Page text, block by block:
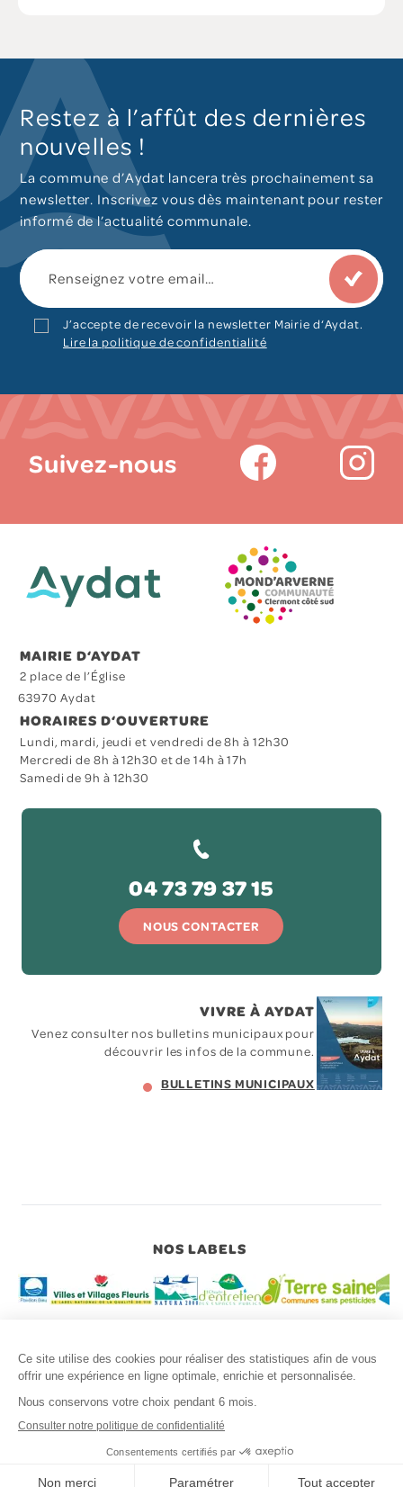
Restez à l’affût des dernières
nouvelles !
La commune d’Aydat lancera très prochainement sa
newsletter. Inscrivez vous dès maintenant pour rester
informé de l’actualité communale.
J’accepte de recevoir la newsletter Mairie d‘Aydat.
Lire la politique de confidentialité
Suivez-nous
MAIRIE D‘AYDAT
2 place de l’Église
63970 Aydat
HORAIRES D‘OUVERTURE
Lundi, mardi, jeudi et vendredi de 8h à 12h30
Mercredi de 8h à 12h30 et de 14h à 17h
Samedi de 9h à 12h30
04 73 79 37 15
NOUS CONTACTER
VIVRE À AYDAT
Venez consulter nos bulletins municipaux pour
découvrir les infos de la commune.
BULLETINS MUNICIPAUX
NOS LABELS
Copyright © 2026 MAIRIE AYDAT
Mentions légales